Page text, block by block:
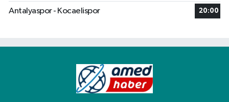
Antalyaspor - Kocaelispor 20:00